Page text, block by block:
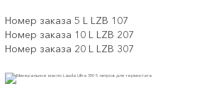
Номер заказа 5 L LZB 107
Номер заказа 10 L LZB 207
Номер заказа 20 L LZB 307